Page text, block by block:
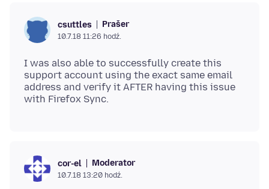
csuttles Prašer
10.7.18 11:26 hodź.
I was also able to successfully create this
support account using the exact same email
address and verify it AFTER having this issue
cor-el Moderator
10.7.18 13:20 hodź.